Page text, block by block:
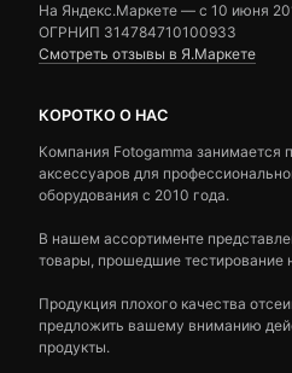
На Яндекс.Маркете — c 10 июня
ОГРНИП 314784710100933
Смотреть отзывы в Я.Маркете
КОРОТКО О НАС
Компания Fotogamma занимается
аксессуаров для
оборудования с 2010 года.
В нашем ассортименте
товары, прошедшие тестирование
Продукция плохого качества
предложить вашему вниманию
продукты.